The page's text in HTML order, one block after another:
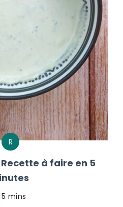
R
à faire en 5
5 mins